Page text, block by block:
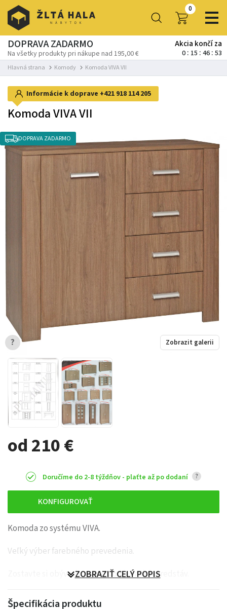
0
DOPRAVA ZADARMO
Na všetky produkty pri nákupe nad 195,00 €
Akcia končí za
0 15 46 51
Hlavná strana Komody Komoda VIVA VII
od 210 €
Doručíme do 2-8 týždňov - plaťte až po dodaní ?
KONFIGUROVAŤ
Informácie k doprave +421 918 114 205
Komoda VIVA VII
DOPRAVA ZADARMO
Zobrazit galerii
?
Komoda zo systému VIVA.
Veľký výber farebného prevedenia.
Zostavte si obývaciu stenu podľa Vašich predstáv.
ZOBRAZIŤ CELÝ POPIS
Špecifikácia produktu